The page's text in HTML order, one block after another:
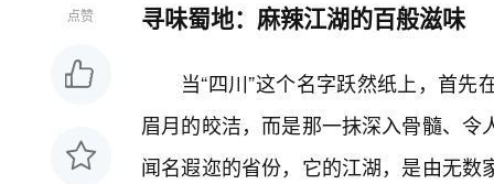
点赞 寻味蜀地：麻辣江湖的百般滋味
当“四川”这个名字跃然纸上，首
眉月的皎洁，而是那一抹深入骨髓、
闻名遐迩的省份，它的江湖，是由无